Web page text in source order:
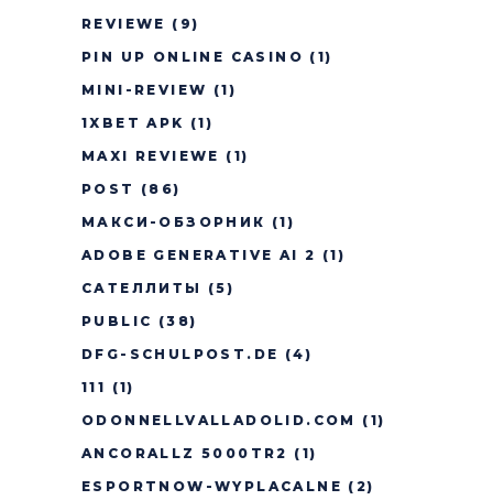
REVIEWE (9)
PIN UP ONLINE CASINO (1)
MINI-REVIEW (1)
1XBET APK (1)
MAXI REVIEWE (1)
POST
(86)
МАКСИ-ОБЗОРНИК (1)
ADOBE GENERATIVE AI 2 (1)
САТЕЛЛИТЫ
(5)
PUBLIC (38)
DFG-SCHULPOST.DE (4)
111 (1)
ODONNELLVALLADOLID.COM
(1)
ANCORALLZ 5000TR2 (1)
ESPORTNOW-WYPLACALNE (2)